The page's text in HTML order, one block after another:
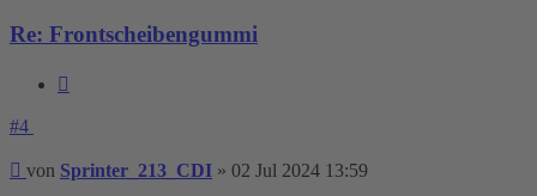
Re: Frontscheibengummi
#4
Beitrag
von Sprinter_213_CDI » 02 Jul 2024 13:59